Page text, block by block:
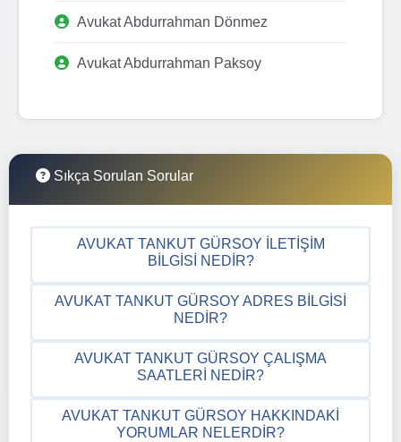
Avukat Abdurrahman Dönmez
Avukat Abdurrahman Paksoy
Sıkça Sorulan Sorular
AVUKAT TANKUT GÜRSOY İLETIŞIM
BILGISI NEDIR?
AVUKAT TANKUT GÜRSOY ADRES BILGISI
NEDIR?
AVUKAT TANKUT GÜRSOY ÇALIŞMA
SAATLERI NEDIR?
AVUKAT TANKUT GÜRSOY HAKKINDAKI
YORUMLAR NELERDIR?